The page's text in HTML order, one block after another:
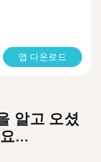
앱 다운로드
알고 오셨
...